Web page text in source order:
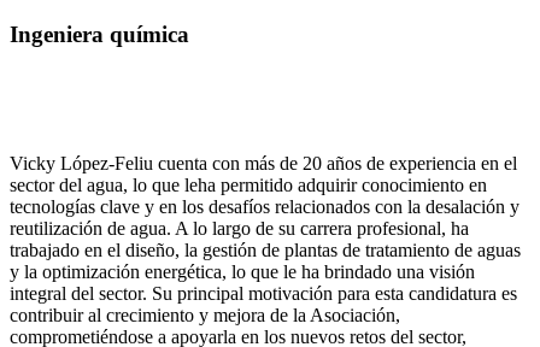
Ingeniera química
Vicky López-Feliu cuenta con más de 20 años de experiencia en el
sector del agua, lo que leha permitido adquirir conocimiento en
tecnologías clave y en los desafíos relacionados con la desalación y
reutilización de agua. A lo largo de su carrera profesional, ha
trabajado en el diseño, la gestión de plantas de tratamiento de aguas
y la optimización energética, lo que le ha brindado una visión
integral del sector. Su principal motivación para esta candidatura es
contribuir al crecimiento y mejora de la Asociación,
comprometiéndose a apoyarla en los nuevos retos del sector,